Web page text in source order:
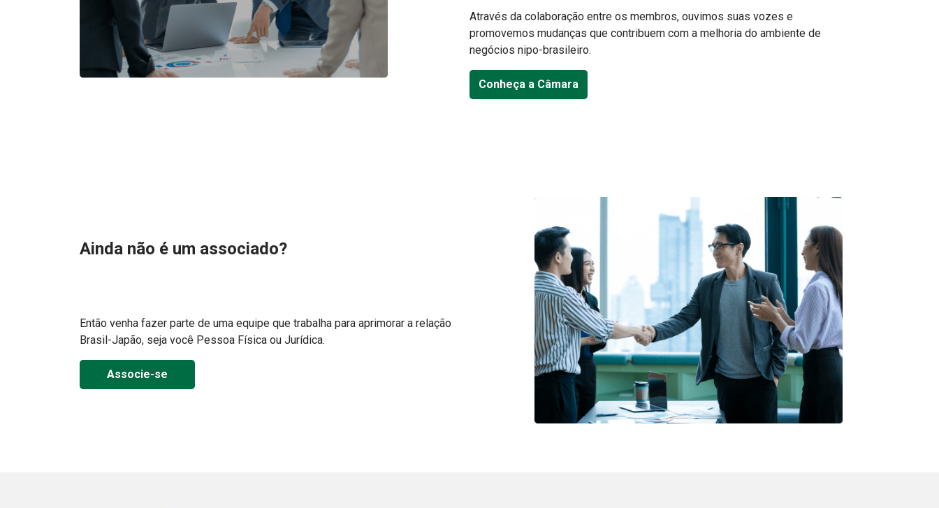
Através da colaboração entre os membros, ouvimos suas vozes e
promovemos mudanças que contribuem com a melhoria do ambiente de
negócios nipo-brasileiro.
Conheça a Câmara
Ainda não é um associado?
Então venha fazer parte de uma equipe que trabalha para aprimorar a relação
Brasil-Japão, seja você Pessoa Física ou Jurídica.
Associe-se